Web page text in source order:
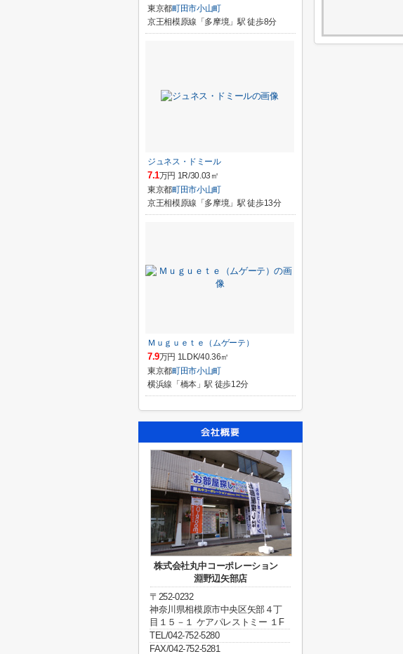
東京都町田市小山町
京王相模原線「多摩境」駅 徒歩8分
ジュネス・ドミール
7.1万円 1R/30.03㎡
東京都町田市小山町
京王相模原線「多摩境」駅 徒歩13分
Ｍｕｇｕｅｔｅ（ムゲーテ）
7.9万円 1LDK/40.36㎡
東京都町田市小山町
横浜線「橋本」駅 徒歩12分
株式会社丸中コーポレーション
淵野辺矢部店
〒252-0232
神奈川県相模原市中央区矢部４丁
目１５－１ ケアパレストミー １F
TEL/042-752-5280
FAX/042-752-5281